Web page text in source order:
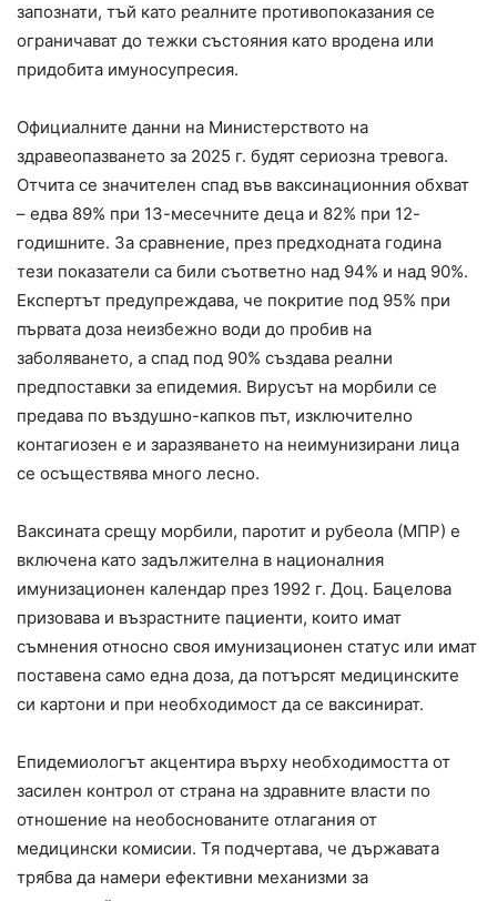
запознати, тъй като реалните противопоказания се
ограничават до тежки състояния като вродена или
придобита имуносупресия.
Официалните данни на Министерството на
здравеопазването за 2025 г. будят сериозна тревога.
Отчита се значителен спад във ваксинационния обхват
– едва 89% при 13-месечните деца и 82% при 12-
годишните. За сравнение, през предходната година
тези показатели са били съответно над 94% и над 90%.
Експертът предупреждава, че покритие под 95% при
първата доза неизбежно води до пробив на
заболяването, а спад под 90% създава реални
предпоставки за епидемия. Вирусът на морбили се
предава по въздушно-капков път, изключително
контагиозен е и заразяването на неимунизирани лица
се осъществява много лесно.
Ваксината срещу морбили, паротит и рубеола (МПР) е
включена като задължителна в националния
имунизационен календар през 1992 г. Доц. Бацелова
призовава и възрастните пациенти, които имат
съмнения относно своя имунизационен статус или имат
поставена само една доза, да потърсят медицинските
си картони и при необходимост да се ваксинират.
Епидемиологът акцентира върху необходимостта от
засилен контрол от страна на здравните власти по
отношение на необоснованите отлагания от
медицински комисии. Тя подчертава, че държавата
трябва да намери ефективни механизми за